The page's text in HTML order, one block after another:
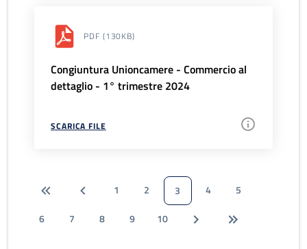
PDF (130KB)
Congiuntura Unioncamere - Commercio al
dettaglio - 1° trimestre 2024
SCARICA FILE
1 2 3 4
5
6
7 8 9 10